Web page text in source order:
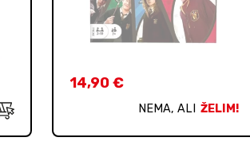
14,90€
NEMA, ALI ŽELIM!